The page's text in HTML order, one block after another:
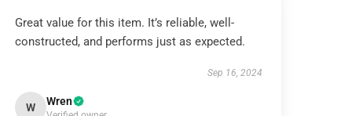
Great value for this item. It’s reliable, well-
constructed, and performs just as expected.
Sep 16, 2024
W Wren